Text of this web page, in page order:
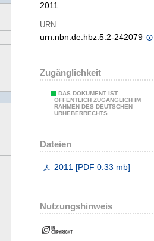
2011
URN
urn:nbn:de:hbz:5:2-242079
Zugänglichkeit
DAS DOKUMENT IST
ÖFFENTLICH ZUGÄNGLICH IM
RAHMEN DES DEUTSCHEN
URHEBERRECHTS.
Dateien
2011 [PDF 0.33 mb]
Nutzungshinweis